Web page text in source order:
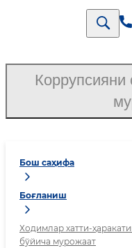
Бош саҳифа
Боғланиш
Ходимлар хатти-
бўйича мурожаат